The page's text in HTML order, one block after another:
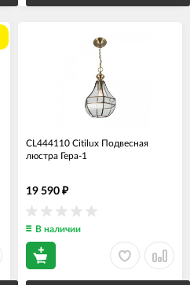
CL444110 Citilux Подвесная
люстра Гера-1
19 590 ₽
В наличии